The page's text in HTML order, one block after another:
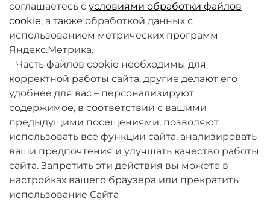
О компании
Товары и услуги
+7 (495) 789-38-95
09:00 - 18:00 (будни, по МСК)
соглашаетесь с условиями обработки файлов
cookie, а также обработкой данных с
использованием метрических программ
Яндекс.Метрика.
Часть файлов cookie необходимы для
корректной работы сайта, другие делают его
удобнее для вас – персонализируют
содержимое, в соответствии с вашими
предыдущими посещениями, позволяют
использовать все функции сайта, анализировать
ваши предпочтения и улучшать качество работы
сайта. Запретить эти действия вы можете в
настройках вашего браузера или прекратить
использование Сайта